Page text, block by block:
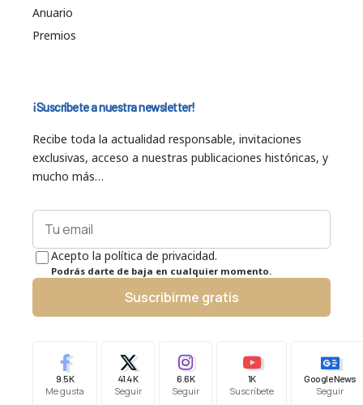
Anuario
Premios
¡Suscríbete a nuestra newsletter!
Recibe toda la actualidad responsable, invitaciones
exclusivas, acceso a nuestras publicaciones históricas, y
mucho más…
Acepto la política de privacidad.
Podrás darte de baja en cualquier momento.
Suscribirme gratis
9.5K
Me gusta
41.4K
Seguir
6.6K
Seguir
1K
Suscríbete
Google News
Seguir